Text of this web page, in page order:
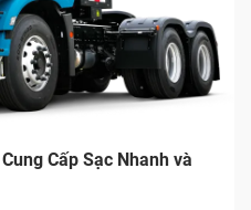
Cấp Sạc Nhanh và